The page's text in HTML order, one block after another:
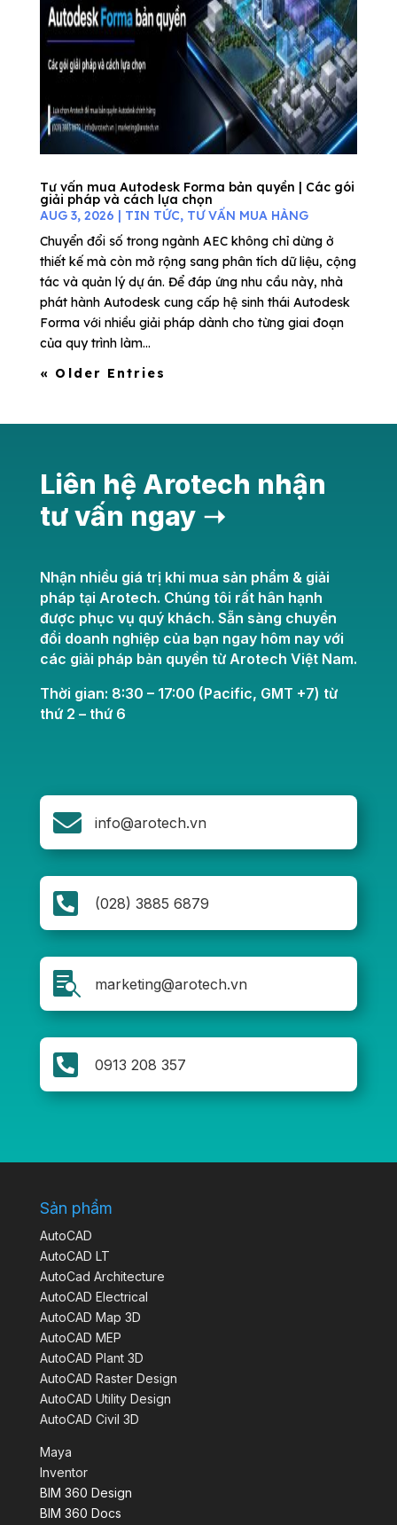
Tư vấn mua Autodesk Forma bản quyền | Các gói
giải pháp và cách lựa chọn
AUG 3, 2026 | TIN TỨC, TƯ VẤN MUA HÀNG
Chuyển đổi số trong ngành AEC không chỉ dừng ở
thiết kế mà còn mở rộng sang phân tích dữ liệu, cộng
tác và quản lý dự án. Để đáp ứng nhu cầu này, nhà
phát hành Autodesk cung cấp hệ sinh thái Autodesk
Forma với nhiều giải pháp dành cho từng giai đoạn
của quy trình làm...
« Older Entries
Liên hệ Arotech nhận
tư vấn ngay ➝
Nhận nhiều giá trị khi mua sản phẩm & giải
pháp tại Arotech. Chúng tôi rất hân hạnh
được phục vụ quý khách. Sẵn sàng chuyển
đổi doanh nghiệp của bạn ngay hôm nay với
các giải pháp bản quyền từ Arotech Việt Nam.
Thời gian: 8:30 – 17:00 (Pacific, GMT +7) từ
thứ 2 – thứ 6
 info@arotech.vn
 (028) 3885 6879
 marketing@arotech.vn
 0913 208 357
Sản phẩm
AutoCAD
AutoCAD LT
AutoCad Architecture
AutoCAD Electrical
AutoCAD Map 3D
AutoCAD MEP
AutoCAD Plant 3D
AutoCAD Raster Design
AutoCAD Utility Design
AutoCAD Civil 3D
Maya
Inventor
BIM 360 Design
BIM 360 Docs